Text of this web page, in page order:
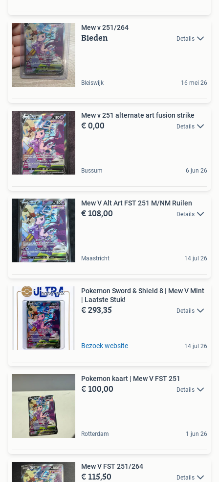
Mew v 251/264
Bieden Details
Bleiswijk 16 mei 26
Mew v 251 alternate art fusion strike
€ 0,00 Details
Bussum 6 jun 26
Mew V Alt Art FST 251 M/NM Ruilen
€ 108,00 Details
Maastricht 14 jul 26
Pokemon Sword & Shield 8 | Mew V Mint
| Laatste Stuk!
€ 293,35 Details
Bezoek website 14 jul 26
Pokemon kaart | Mew V FST 251
€ 100,00 Details
Rotterdam 1 jun 26
Mew V FST 251/264
€ 115,50 Details